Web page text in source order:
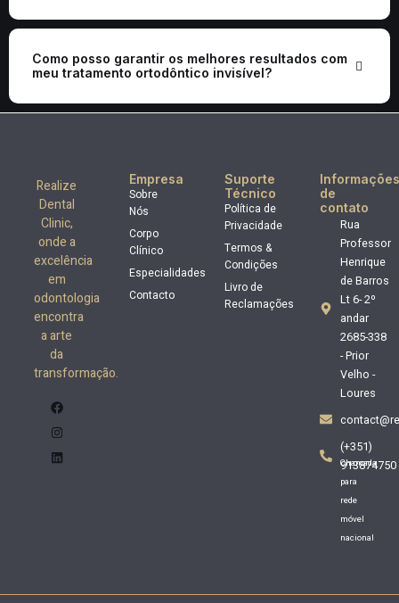
Como posso garantir os melhores resultados com
meu tratamento ortodôntico invisível?
Realize
Dental
Clinic,
onde a
excelência
em
odontologia
encontra
a arte
da
transformação.
Empresa
Sobre
Nós
Corpo
Clínico
Especialidades
Contacto
Suporte
Técnico
Política de
Privacidade
Termos &
Condições
Livro de
Reclamações
Informações
de
contato
Rua
Professor
Henrique
de Barros
Lt 6- 2º
andar
2685-338
- Prior
Velho -
Loures
(+351)
913874750
Chamada
para
rede
móvel
nacional